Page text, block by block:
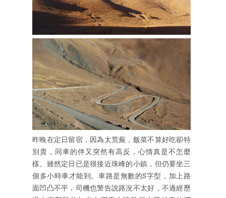
昨晚在定日留宿，因為太荒蕪，飯菜不算好吃卻特
別貴，同車的伴又突然有高反，心情真是不怎麼
樣。雖然定日已是很接近珠峰的小鎮，但仍要坐三
個多小時車才能到。車路是無數的S字型，加上路
面凹凸不平，司機也警告說路況不太好，不過經歷